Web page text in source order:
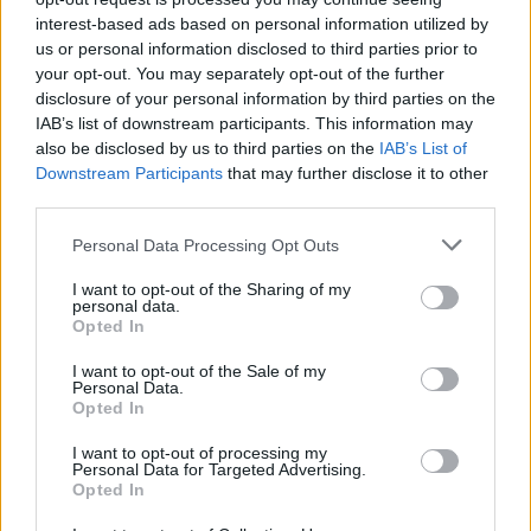
interest-based ads based on personal information utilized by
us or personal information disclosed to third parties prior to
your opt-out. You may separately opt-out of the further
disclosure of your personal information by third parties on the
IAB’s list of downstream participants. This information may
also be disclosed by us to third parties on the IAB’s List of
Downstream Participants that may further disclose it to other
Personal Data Processing Opt Outs
I want to opt-out of the Sharing of my
personal data.
Opted In
I want to opt-out of the Sale of my
Personal Data.
Opted In
I want to opt-out of processing my
Personal Data for Targeted Advertising.
Opted In
Η τύχη δεν προβλέπεται, αλλά όταν
χαμογελάσει, αποδεικνύει ότι ορισμένα
τραγούδια έχουν πολύ περισσότερες
«ζωές» από όσες νομίζαμε
Η κωμωδία που σατίρισε τον
νεοπλουτισμό και παραμένει
επίκαιρη
Ρώμα που αξίζει να δούμε ξανά στις
επαναλήψεις